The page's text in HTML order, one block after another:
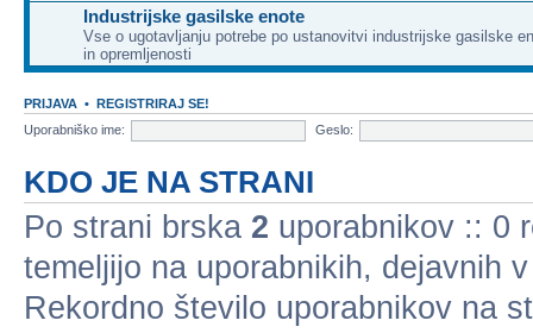
Industrijske gasilske enote
Vse o ugotavljanju potrebe po ustanovitvi industrijske gasilske
in opremljenosti
PRIJAVA • REGISTRIRAJ SE!
Uporabniško ime:
Geslo:
KDO JE NA STRANI
Po strani brska 2 uporabnikov :: 0
temeljijo na uporabnikih, dejavnih
Rekordno število uporabnikov na